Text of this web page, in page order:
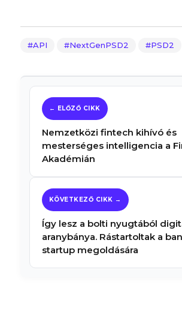
API NextGenPSD2 PSD2
Nemzetközi fintech kihívó és
mesterséges intelligencia a
Akadémián
Így lesz a bolti nyugtából
aranybánya. Rástartoltak a
startup megoldására